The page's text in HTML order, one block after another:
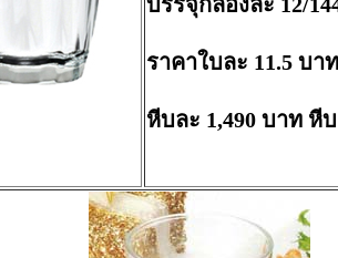
ราคาใบละ 11.5 บ
หีบละ 1,490 บาท หี